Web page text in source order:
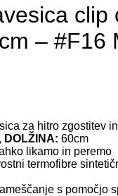
clip
– #F16
za hitro zgostitev
DOLŽINA: 60cm
likamo in peremo
termofibre
s pomočjo